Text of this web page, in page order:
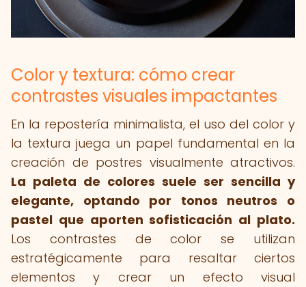
Color y textura: cómo crear
contrastes visuales impactantes
En la repostería minimalista, el uso del color y
la textura juega un papel fundamental en la
creación de postres visualmente atractivos.
La paleta de colores suele ser sencilla y
elegante, optando por tonos neutros o
pastel que aporten sofisticación al plato.
Los contrastes de color se utilizan
estratégicamente para resaltar ciertos
elementos y crear un efecto visual